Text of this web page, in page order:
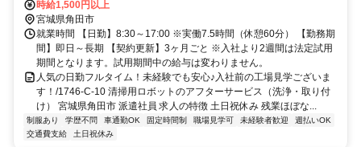
時給1,500円以上
宮城県角田市
就業時間 【日勤】8:30～17:00 ※実働7.5時間（休憩60分） 【勤務期
間】即日～長期 【契約更新】3ヶ月ごと ※入社より2週間は法定試用
期間となります。試用期間中の給与は変わりません。
人気の日勤フルタイム！未経験でも安心♪入社前の工場見学ございま
す！/1746-C-10 清掃用ロボットのアフターサービス（洗浄・取り付
け） 宮城県角田市 派遣社員 求人の特徴 土日祝休み 残業ほぼな...
制服あり 学歴不問 車通勤OK 固定時間制 職場見学可 未経験者歓迎
週払いOK
交通費支給
土日祝休み